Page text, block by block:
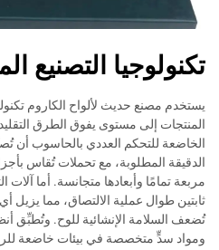
تكنولوجيا التصنيع
يستخدم مصنع حديث لألواح الكاروم
المنتجات إلى مستوى يفوق الطرق
الخاضعة للتحكم العددي بالحاسوب أن
الدقيقة المطلوبة، مع تحملات تُقاس
مربعة تمامًا وأبعادها متجانسة. أما
ثابتين طوال عملية الالتصاق، مما
تُضعف السلامة الإنشائية للوح.
ومواد سدٍّ متخصصة في بيئات خاضعة